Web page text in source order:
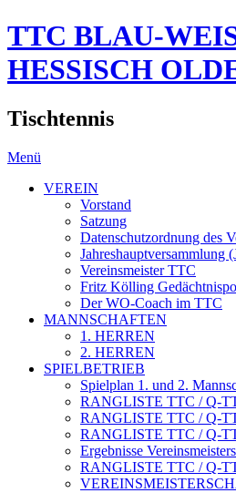
TTC BLAU-
HESSISCH
Tischtennis
Menü
VEREIN
Vorstand
Satzung
Datenschutzordnung des
Jahreshauptversammlung
Vereinsmeister TTC
Fritz Kölling
Der WO-Coach im TTC
MANNSCHAFTEN
1. HERREN
2. HERREN
SPIELBETRIEB
Spielplan 1. und 2.
RANGLISTE TTC / Q-
RANGLISTE TTC / Q-
RANGLISTE TTC / Q-
Ergebnisse
RANGLISTE TTC / Q-